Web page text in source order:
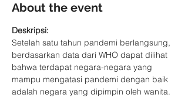
About the event
Deskripsi:
Setelah satu tahun pandemi berlangsung,
berdasarkan data dari WHO dapat dilihat
bahwa terdapat negara-negara yang
mampu mengatasi pandemi dengan baik
adalah negara yang dipimpin oleh wanita.